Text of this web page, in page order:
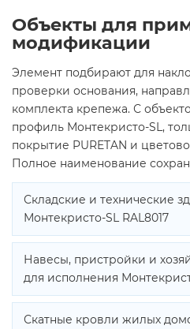
Объекты для
модификации
Элемент подбирают для
проверки основания,
комплекта крепежа. С
профиль Монтекристо-SL,
покрытие PURETAN и
Полное наименование
Складские и технические
Монтекристо-SL RAL8017
Навесы, пристройки и
для исполнения
Скатные кровли жилых